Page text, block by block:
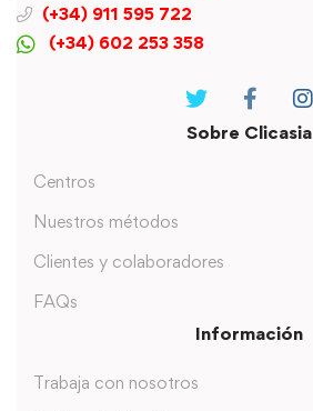
(+34) 911 595 722
(+34) 602 253 358
Sobre Clicasia
Centros
Nuestros métodos
Clientes y colaboradores
FAQs
Información
Trabaja con nosotros